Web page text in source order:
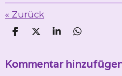
« Zurück
T
l
T
l
T
l
T
l
Kommentar